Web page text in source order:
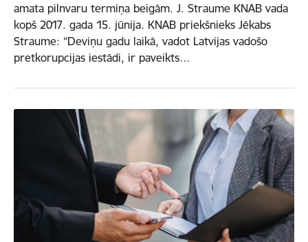
amata pilnvaru termiņa beigām. J. Straume KNAB vada
kopš 2017. gada 15. jūnija. KNAB priekšnieks Jēkabs
Straume: “Deviņu gadu laikā, vadot Latvijas vadošo
pretkorupcijas iestādi, ir paveikts…